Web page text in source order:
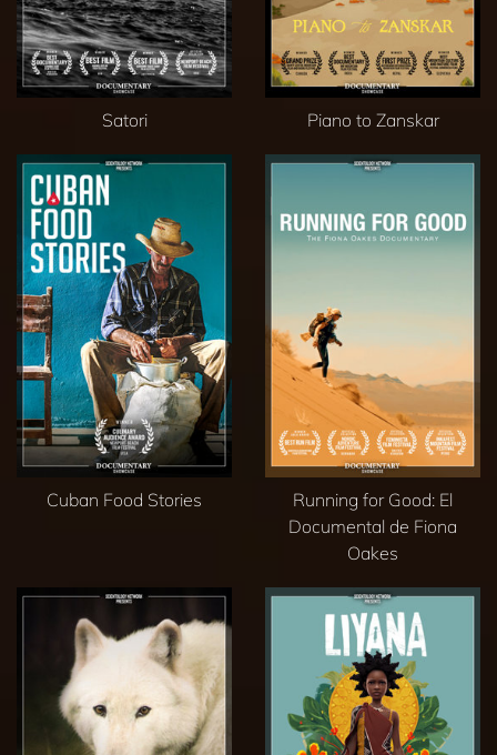
Satori Piano to Zanskar
Cuban Food Stories
Running for Good: El
Documental de Fiona
Oakes